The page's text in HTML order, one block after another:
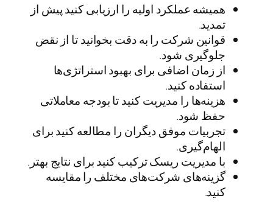
همیشه عملکرد اولیه را ارزیابی کنید پیش از
تمدید.
قوانین شرکت را به دقت بخوانید تا از نقض
جلوگیری شود.
از زمان اضافی برای بهبود استراتژی‌ها
استفاده کنید.
هزینه‌ها را مدیریت کنید تا بودجه معاملاتی
حفظ شود.
تجربیات موفق دیگران را مطالعه کنید برای
الهام‌گیری.
با مدیریت ریسک ترکیب کنید برای نتایج بهتر.
گزینه‌های شرکت‌های مختلف را مقایسه
کنید.